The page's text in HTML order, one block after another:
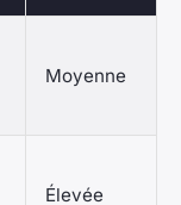
Moyenne
Élevée